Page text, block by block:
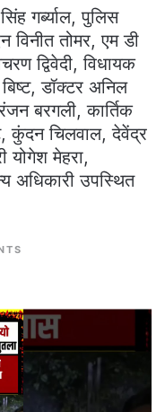
गर्ब्याल, पुलिस
तोमर, एम डी
द्विवेदी, विधायक
डॉक्टर अनिल
बरगली, कार्तिक
कुंदन चिलवाल, देवेंद्र
योगेश मेहरा,
अधिकारी उपस्थित